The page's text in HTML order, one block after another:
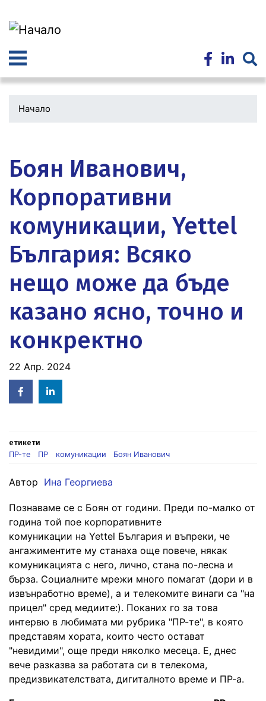
Начало
Боян Иванович,
Корпоративни
комуникации, Yettel
България: Всяко
нещо може да бъде
казано ясно, точно и
конкректно
22 Апр. 2024
Facebook
in
етикети
ПР-те
ПР комуникации Боян Иванович
Автор Ина Георгиева
Познаваме се с Боян от години. Преди по-малко от
година той пое корпоративните
комуникации на Yettel България и въпреки, че
ангажиментите му станаха още повече, някак
комуникацията с него, лично, стана по-лесна и
бърза. Социалните мрежи много помагат (дори и в
извънработно време), а и телекомите винаги са "на
прицел" сред медиите:). Поканих го за това
интервю в любимата ми рубрика "ПР-те", в която
представям хората, които често остават
"невидими", още преди няколко месеца. Е, днес
вече разказва за работата си в телекома,
предизвикателствата, дигиталното време и ПР-а.